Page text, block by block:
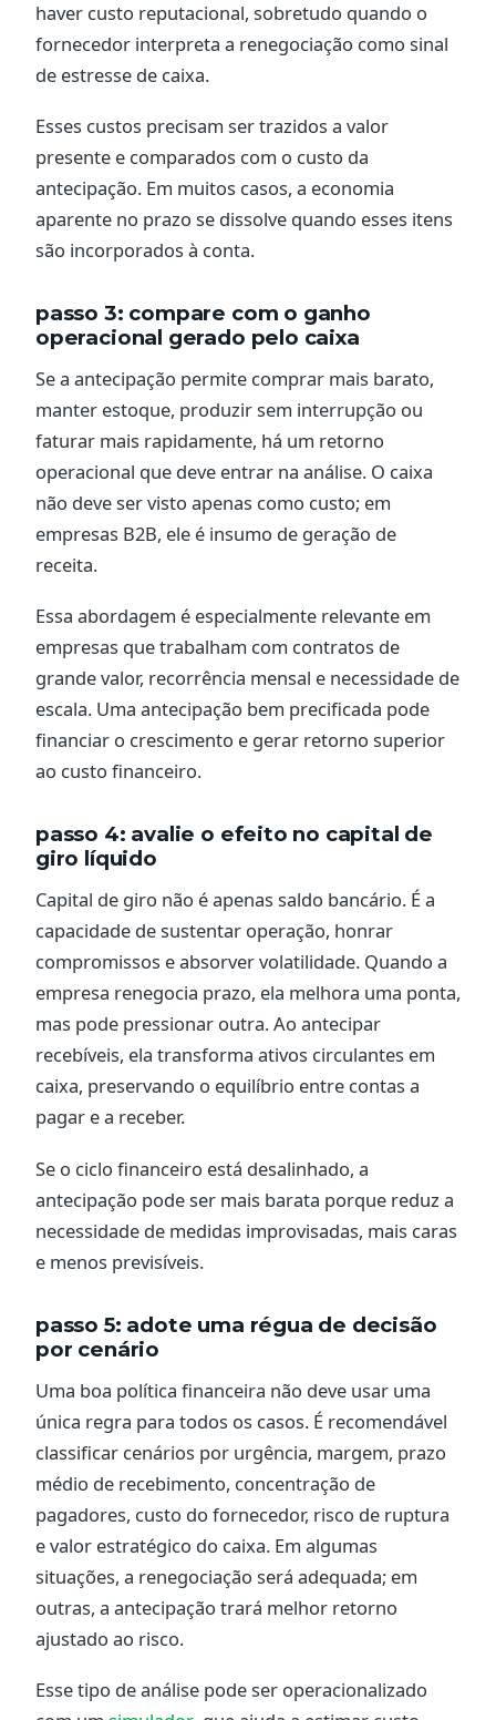
haver custo reputacional, sobretudo quando o
fornecedor interpreta a renegociação como sinal
de estresse de caixa.
Esses custos precisam ser trazidos a valor
presente e comparados com o custo da
antecipação. Em muitos casos, a economia
aparente no prazo se dissolve quando esses itens
são incorporados à conta.
passo 3: compare com o ganho
operacional gerado pelo caixa
Se a antecipação permite comprar mais barato,
manter estoque, produzir sem interrupção ou
faturar mais rapidamente, há um retorno
operacional que deve entrar na análise. O caixa
não deve ser visto apenas como custo; em
empresas B2B, ele é insumo de geração de
receita.
Essa abordagem é especialmente relevante em
empresas que trabalham com contratos de
grande valor, recorrência mensal e necessidade de
escala. Uma antecipação bem precificada pode
financiar o crescimento e gerar retorno superior
ao custo financeiro.
passo 4: avalie o efeito no capital de
giro líquido
Capital de giro não é apenas saldo bancário. É a
capacidade de sustentar operação, honrar
compromissos e absorver volatilidade. Quando a
empresa renegocia prazo, ela melhora uma ponta,
mas pode pressionar outra. Ao antecipar
recebíveis, ela transforma ativos circulantes em
caixa, preservando o equilíbrio entre contas a
pagar e a receber.
Se o ciclo financeiro está desalinhado, a
antecipação pode ser mais barata porque reduz a
necessidade de medidas improvisadas, mais caras
e menos previsíveis.
passo 5: adote uma régua de decisão
por cenário
Uma boa política financeira não deve usar uma
única regra para todos os casos. É recomendável
classificar cenários por urgência, margem, prazo
médio de recebimento, concentração de
pagadores, custo do fornecedor, risco de ruptura
e valor estratégico do caixa. Em algumas
situações, a renegociação será adequada; em
outras, a antecipação trará melhor retorno
ajustado ao risco.
Esse tipo de análise pode ser operacionalizado